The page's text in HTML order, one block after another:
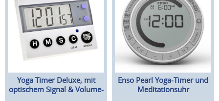
Yoga Timer Deluxe, mit
optischem Signal & Volume-
Enso Pearl Yoga-Timer und
Meditationsuhr